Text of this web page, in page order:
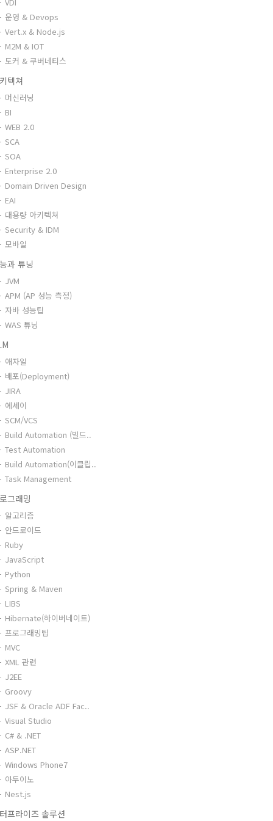
운영 & Devops
Vert.x & Node.js
M2M & IOT
도커 & 쿠버네티스
텍쳐
머신러닝
BI
WEB 2.0
SCA
SOA
Enterprise 2.0
Domain Driven Design
EAI
대용량 아키텍쳐
Security & IDM
모바일
과 튜닝
JVM
APM (AP 성능 측정)
자바 성능팁
WAS 튜닝
애자일
배포(Deployment)
JIRA
에세이
SCM/VCS
Build Automation (빌드..
Test Automation
Build Automation(이클립..
Task Management
그래밍
알고리즘
안드로이드
Ruby
JavaScript
Python
Spring & Maven
LIBS
Hibernate(하이버네이트)
프로그래밍팁
MVC
XML 관련
J2EE
Groovy
JSF & Oracle ADF Fac..
Visual Studio
C# & .NET
ASP.NET
Windows Phone7
아두이노
Nest.js
프라이즈 솔루션